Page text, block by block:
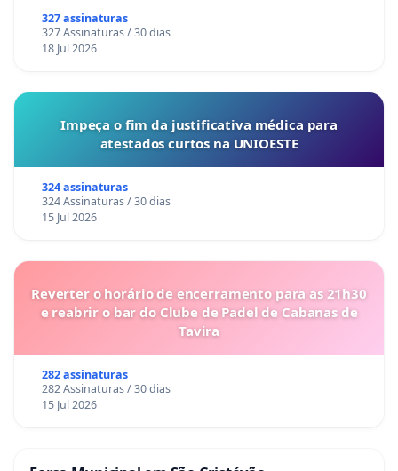
327 assinaturas
327 Assinaturas / 30 dias
18 Jul 2026
Impeça o fim da justificativa médica para
atestados curtos na UNIOESTE
324 assinaturas
324 Assinaturas / 30 dias
15 Jul 2026
Reverter o horário de encerramento para as 21h30
e reabrir o bar do Clube de Padel de Cabanas de
Tavira
282 assinaturas
282 Assinaturas / 30 dias
15 Jul 2026